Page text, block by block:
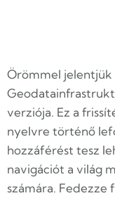
Örömmel jelentjük
verziója. Ez a
nyelvre történő
hozzáférést tesz
navigációt a világ
számára.